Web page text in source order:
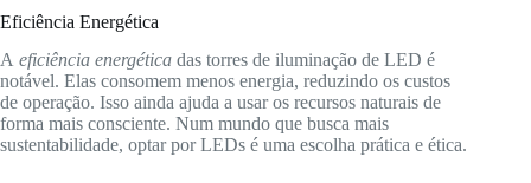
Eficiência Energética
A eficiência energética das torres de iluminação de LED é
notável. Elas consomem menos energia, reduzindo os custos
de operação. Isso ainda ajuda a usar os recursos naturais de
forma mais consciente. Num mundo que busca mais
sustentabilidade, optar por LEDs é uma escolha prática e ética.